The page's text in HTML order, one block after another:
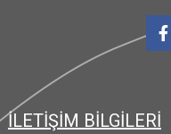
İLETİŞİM BİLGİLERİ